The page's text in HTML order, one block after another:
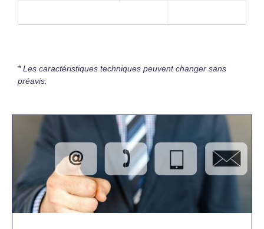
* Les caractéristiques techniques peuvent changer sans
préavis.